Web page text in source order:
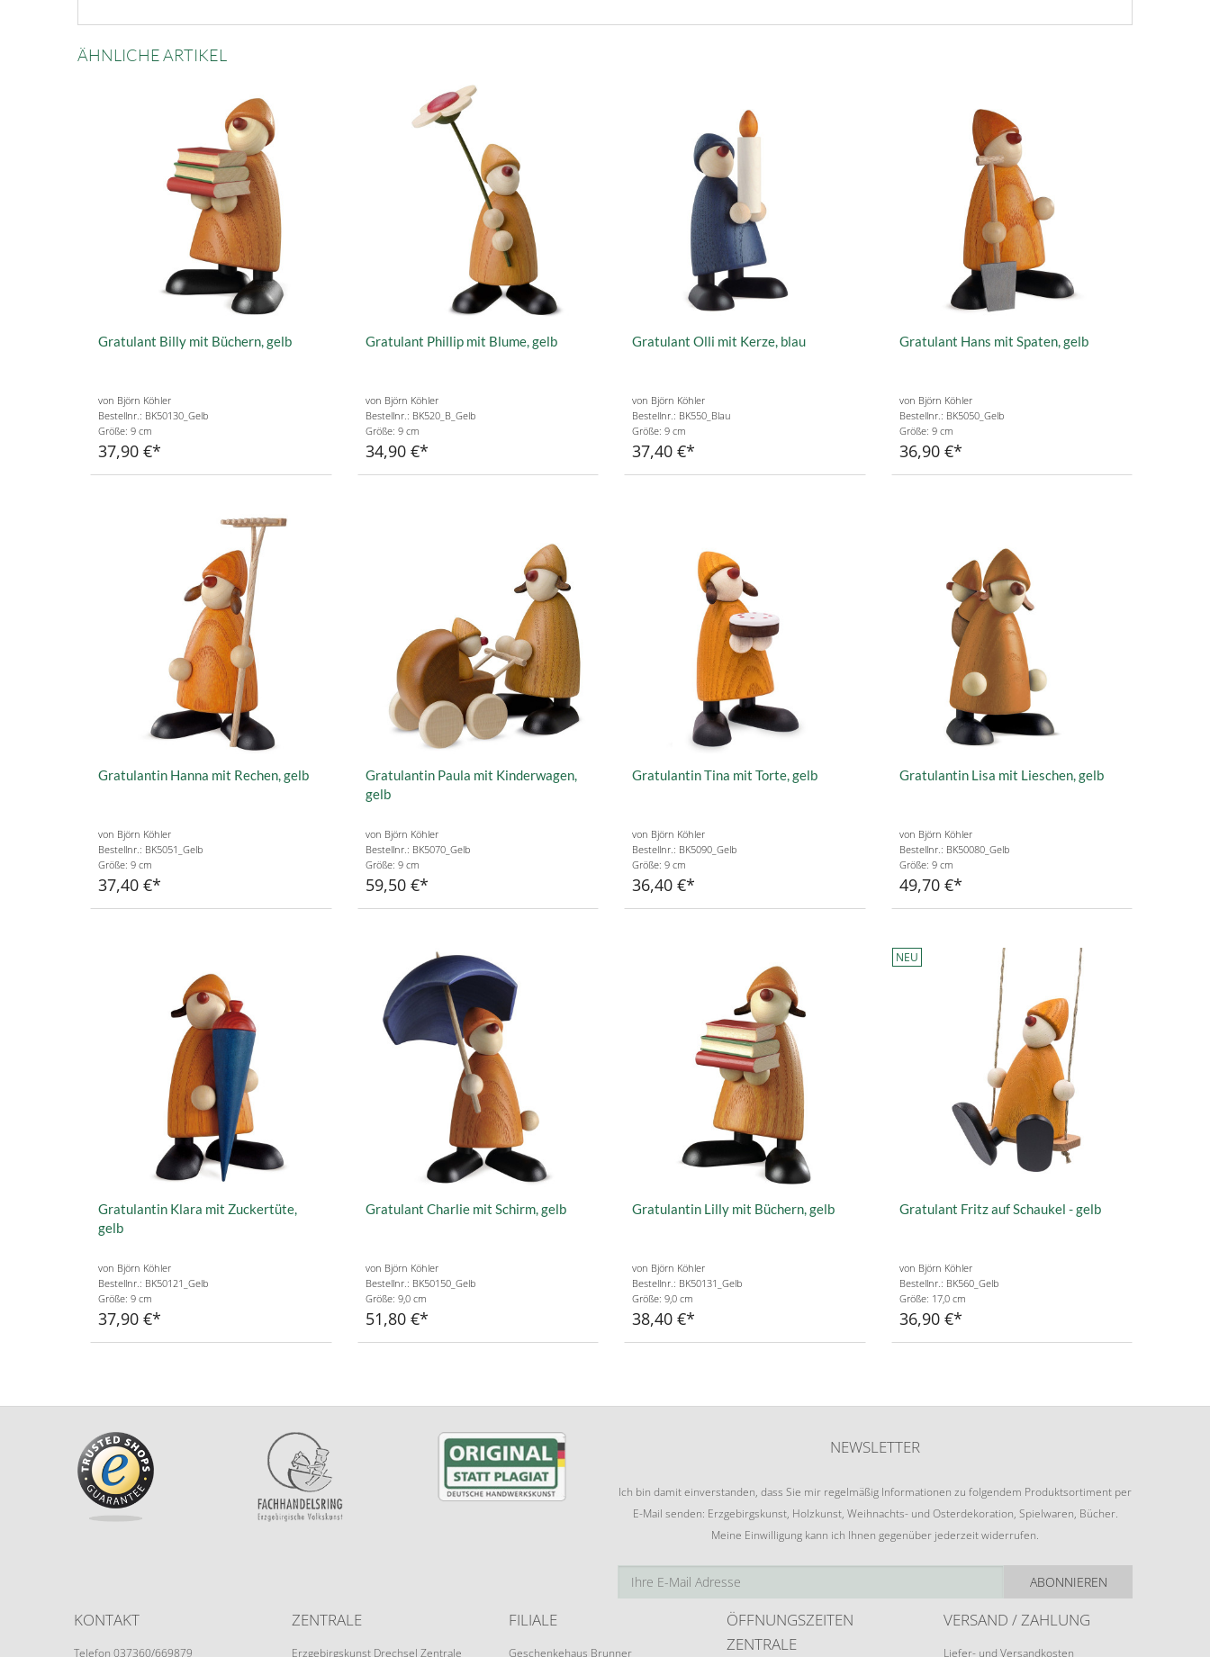
ÄHNLICHE ARTIKEL
Gratulant Billy mit Büchern, gelb
von Björn Köhler
Bestellnr.: BK50130_Gelb
Größe: 9 cm
37,90 €
Gratulant Phillip mit Blume, gelb
von Björn Köhler
Bestellnr.: BK520_B_Gelb
Größe: 9 cm
34,90 €
Gratulant Olli mit Kerze, blau
von Björn Köhler
Bestellnr.: BK550_Blau
Größe: 9 cm
37,40 €
Gratulant Hans mit Spaten, gelb
von Björn Köhler
Bestellnr.: BK5050_Gelb
Größe: 9 cm
36,90 €
Gratulantin Hanna mit Rechen, gelb
von Björn Köhler
Bestellnr.: BK5051_Gelb
Größe: 9 cm
37,40 €
Gratulantin Paula mit Kinderwagen,
gelb
von Björn Köhler
Bestellnr.: BK5070_Gelb
Größe: 9 cm
59,50 €
Gratulantin Tina mit Torte, gelb
von Björn Köhler
Bestellnr.: BK5090_Gelb
Größe: 9 cm
36,40 €
Gratulantin Lisa mit Lieschen, gelb
von Björn Köhler
Bestellnr.: BK50080_Gelb
Größe: 9 cm
49,70 €
Gratulantin Klara mit Zuckertüte,
gelb
von Björn Köhler
Bestellnr.: BK50121_Gelb
Größe: 9 cm
37,90 €
Gratulant Charlie mit Schirm, gelb
von Björn Köhler
Bestellnr.: BK50150_Gelb
Größe: 9,0 cm
51,80 €
Gratulantin Lilly mit Büchern, gelb
von Björn Köhler
Bestellnr.: BK50131_Gelb
Größe: 9,0 cm
38,40 €
NEU
Gratulant Fritz auf Schaukel - gelb
von Björn Köhler
Bestellnr.: BK560_Gelb
Größe: 17,0 cm
36,90 €
NEWSLETTER
Ich bin damit einverstanden, dass Sie mir regelmäßig Informationen zu folgendem Produktsortiment per
E-Mail senden: Erzgebirgskunst, Holzkunst, Weihnachts- und Osterdekoration, Spielwaren, Bücher.
Meine Einwilligung kann ich Ihnen gegenüber jederzeit widerrufen.
ABONNIEREN
KONTAKT
Telefon 037360/669879
ZENTRALE
Erzgebirgskunst Drechsel Zentrale
FILIALE
Geschenkehaus Brunner
ÖFFNUNGSZEITEN
ZENTRALE
VERSAND / ZAHLUNG
Liefer- und Versandkosten